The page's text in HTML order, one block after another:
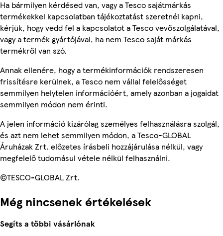
Ha bármilyen kérdésed van, vagy a Tesco sajátmárkás
termékekkel kapcsolatban tájékoztatást szeretnél kapni,
kérjük, hogy vedd fel a kapcsolatot a Tesco vevőszolgálatával,
vagy a termék gyártójával, ha nem Tesco saját márkás
termékről van szó.
Annak ellenére, hogy a termékinformációk rendszeresen
frissítésre kerülnek, a Tesco nem vállal felelősséget
semmilyen helytelen információért, amely azonban a jogaidat
semmilyen módon nem érinti.
A jelen információ kizárólag személyes felhasználásra szolgál,
és azt nem lehet semmilyen módon, a Tesco-GLOBAL
Áruházak Zrt. előzetes írásbeli hozzájárulása nélkül, vagy
megfelelő tudomásul vétele nélkül felhasználni.
©TESCO-GLOBAL Zrt.
Még nincsenek értékelések
Segíts a többi vásárlónak